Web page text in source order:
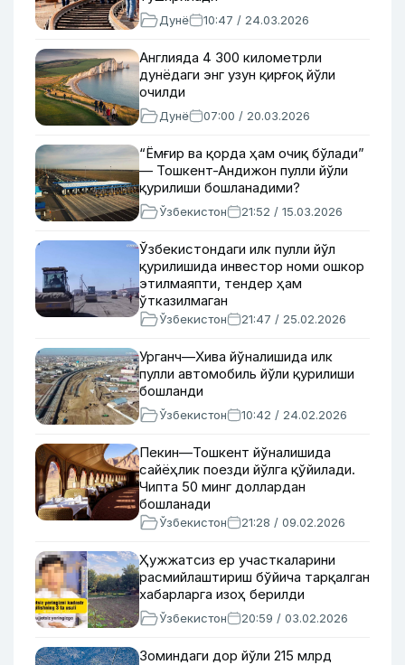
Дунё 10:47 / 24.03.2026
Англияда 4 300 километрли
дунёдаги энг узун қирғоқ йўли
очилди
Дунё 07:00 / 20.03.2026
“Ёмғир ва қорда ҳам очиқ бўлади”
— Тошкент-Андижон пулли йўли
қурилиши бошланадими?
Ўзбекистон 21:52 / 15.03.2026
Ўзбекистондаги илк пулли йўл
қурилишида инвестор номи ошкор
этилмаяпти, тендер ҳам
ўтказилмаган
Ўзбекистон 21:47 / 25.02.2026
Урганч—Хива йўналишида илк
пулли автомобиль йўли қурилиши
бошланди
Ўзбекистон 10:42 / 24.02.2026
Пекин—Тошкент йўналишида
сайёҳлик поезди йўлга қўйилади.
Чипта 50 минг доллардан
бошланади
Ўзбекистон 21:28 / 09.02.2026
Ҳужжатсиз ер участкаларини
расмийлаштириш бўйича тарқалган
хабарларга изоҳ берилди
Ўзбекистон 20:59 / 03.02.2026
Зоминдаги дор йўли 215 млрд